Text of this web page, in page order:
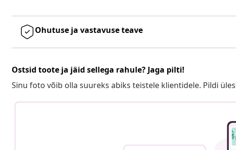
Ohutuse ja vastavuse teave
Ostsid toote ja jäid sellega rahule? Jaga pilti!
Sinu foto võib olla suureks abiks teistele klientidele. Pildi